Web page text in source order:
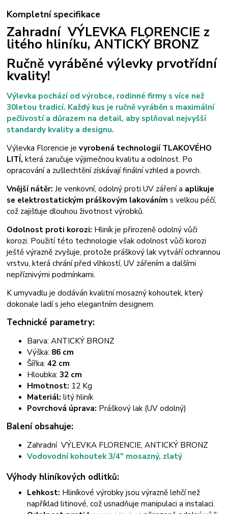
Kompletní specifikace
Zahradní VÝLEVKA FLORENCIE z
litého hliníku, ANTICKÝ BRONZ
Ručně vyráběné výlevky prvotřídní
kvality!
Výlevka pochází od výrobce, rodinné firmy s více než
30letou tradicí. Každý kus je ručně vyráběn s maximální
pečlivostí a důrazem na detail, aby splňoval nejvyšší
standardy kvality a designu.
Výlevka Florencie jevyrobená technologií TLAKOVÉHO
LITÍ, která zaručuje výjimečnou kvalitu a odolnost. Po
opracování a zušlechtění získávají finální vzhled a povrch.
Vnější nátěr:Je venkovní, odolný proti UV záření a aplikuje
se elektrostatickým práškovým lakováníms velkou péčí,
což zajišťuje dlouhou životnost výrobků.
Odolnost proti korozi: Hliník je přirozeně odolný vůči
korozi. Použití této technologie však odolnost vůči korozi
ještě výrazně zvyšuje, protože práškový lak vytváří ochrannou
vrstvu, která chrání před vlhkostí, UV zářením a dalšími
nepříznivými podmínkami.
K umyvadlu je dodáván kvalitní mosazný kohoutek, který
dokonale ladí s jeho elegantním designem.
Technické parametry:
Barva: ANTICKÝ BRONZ
Výška: 86 cm
Šířka:42 cm
Hloubka:32 cm
Hmotnost: 12 Kg
Materiál: litý hliník
Povrchová úprava: Práškový lak (UV odolný)
Balení obsahuje:
Zahradní VÝLEVKA FLORENCIE, ANTICKÝ BRONZ
Vodovodní kohoutek 3/4" mosazný, zlatý
Výhody hliníkových odlitků:
Lehkost: Hliníkové výrobky jsou výrazně lehčí než
například litinové, což usnadňuje manipulaci a instalaci.